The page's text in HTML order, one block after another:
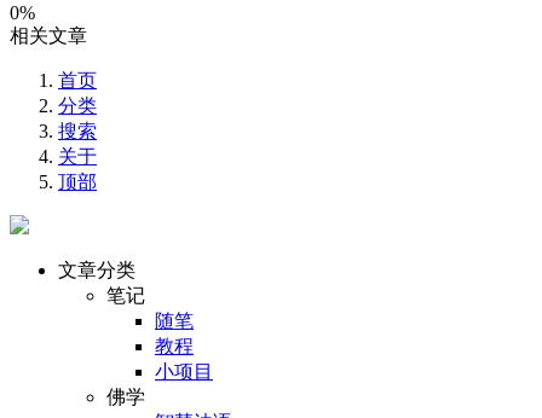
0%
相关文章
首页
分类
搜索
关于
顶部
文章分类
笔记
随笔
教程
小项目
佛学